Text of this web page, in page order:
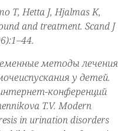
Т, Hetta J, Hjalmas K,
and treatment. Scand J
методы лечения
у детей.
конференций
T.V. Modern
in urination disorders